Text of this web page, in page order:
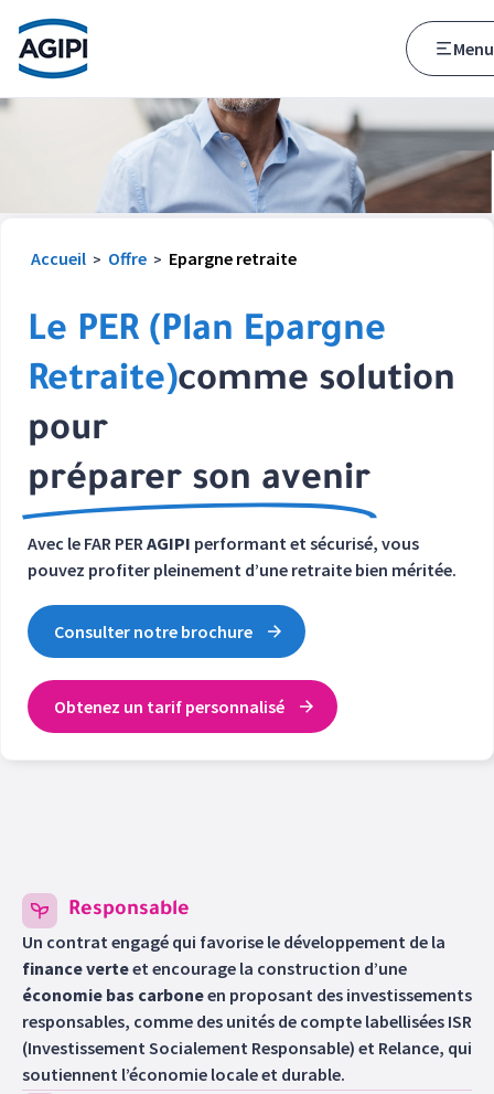
Accès au menu
Accès au contenu principal
Menu
Accueil > Offre > Epargne retraite
Le PER (Plan Epargne
Retraite)comme solution
pour
préparer son avenir
Avec le FAR PERAGIPI performant et sécurisé, vous
pouvez profiter pleinement d’une retraite bien méritée.
Consulter notre brochure
Obtenez un tarif personnalisé
Responsable
Un contrat engagé qui favorise le développement de la
finance verteet encourage la construction d’une
économie bas carboneen proposant des investissements
responsables, comme des unités de compte labellisées ISR
(Investissement Socialement Responsable) et Relance, qui
soutiennent l’économie locale et durable.